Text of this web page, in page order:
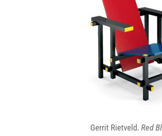
Gerrit Rietveld.Red